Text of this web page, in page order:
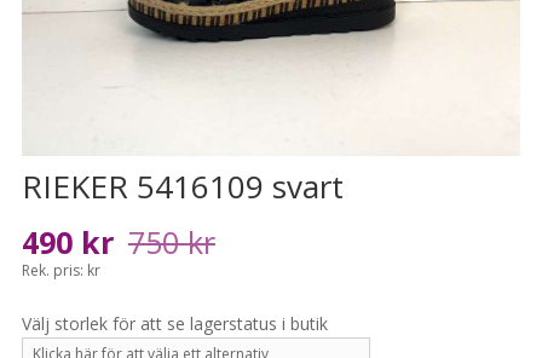
RIEKER 5416109 svart
750kr
var:
490 kr
är:
Rek. pris: kr